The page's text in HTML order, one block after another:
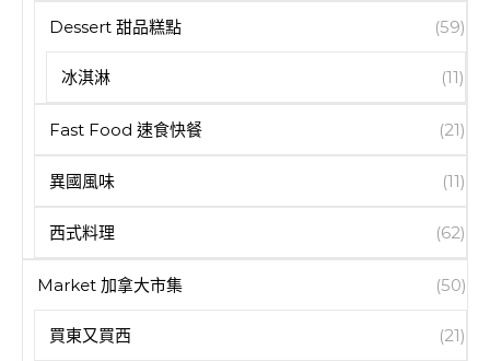
Dessert 甜品糕點 (59)
冰淇淋 (11)
Fast Food 速食快餐 (21)
異國風味 (11)
西式料理 (62)
Market 加拿大市集 (50)
買東又買西 (21)